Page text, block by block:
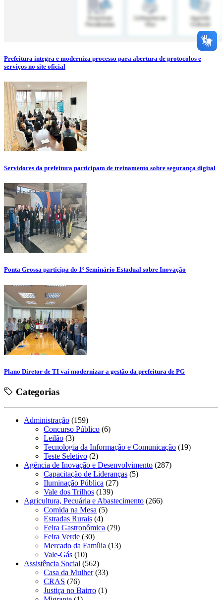
Prefeitura integra e moderniza processo para abertura de protocolos e
serviços no site oficial
Servidores da prefeitura participam de treinamento sobre segurança digital
Ponta Grossa participa do 1º Seminário Estadual sobre Inovação
Plano Diretor de TI vai modernizar a gestão da prefeitura de PG
Categorias
Administração (159)
Concurso Público (6)
Leilão (3)
Tecnologia da Informação e Comunicação (19)
Teste Seletivo (2)
Agência de Inovação e Desenvolvimento (287)
Capacitação de Lideranças (5)
Iluminação Pública (27)
Vale dos Trilhos (139)
Agricultura, Pecuária e Abastecimento (266)
Comida na Mesa (5)
Estradas Rurais (4)
Feira Gastronômica (79)
Feira Verde (30)
Mercado da Família (13)
Vale-Gás (10)
Assistência Social (562)
Casa da Mulher(33)
CRAS (76)
Justiça no Bairro (1)